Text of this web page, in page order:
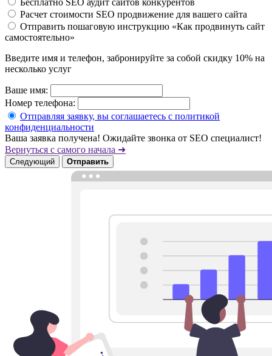
Расчет стоимости SEO продвижение для вашего сайта
Отправить пошаговую инструкцию «Как продвинуть сайт
самостоятельно»
Введите имя и телефон, забронируйте за собой скидку 10% на
несколько услуг
Ваше имя:
Номер телефона:
Отправляя заявку, вы соглашаетесь с политикой
конфиденциальности
Ваша заявка получена! Ожидайте звонка от SEO специалист!
Вернуться с самого начала ➜
Следующий Отправить